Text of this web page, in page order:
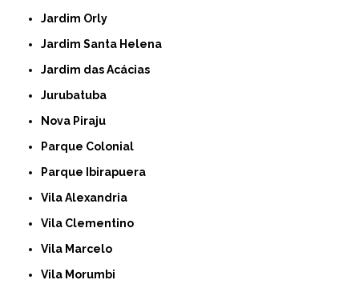
Jardim Orly
Jardim Santa Helena
Jardim das Acácias
Jurubatuba
Nova Piraju
Parque Colonial
Parque Ibirapuera
Vila Alexandria
Vila Clementino
Vila Marcelo
Vila Morumbi